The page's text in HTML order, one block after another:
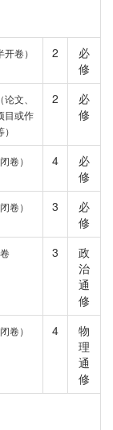
卷） 2
必
修
文、
目或作
2
必
修
卷） 4
必
修
卷） 3
必
修
3
政
治
通
修
卷） 4
物
理
通
修